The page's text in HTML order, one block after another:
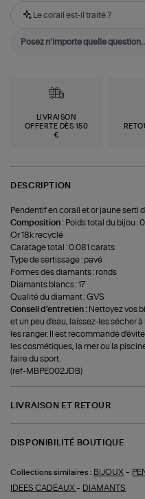
Le corail est-il traité ?
LIVRAISON
OFFERTE DÈS 150
€
DESCRIPTION
Pendentif en corail et or jaune serti
Composition : Poids total du bijou :
Or 18k recyclé
Caratage total : 0.081 carats
Type de sertissage : pavé
Formes des diamants : ronds
Diamants blancs : 17
Qualité du diamant : GVS
Conseil d'entretien : Nettoyez vos
et un peu d'eau, laissez-les sécher
les ranger. Il est recommandé
les cosmétiques, la mer ou la
faire du sport.
(ref-MBPE002JDB)
LIVRAISON ET RETOUR
DISPONIBILITÉ BOUTIQUE
Collections similaires : BIJOUX -
IDEES CADEAUX - DIAMANTS